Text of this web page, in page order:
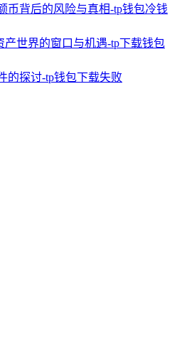
币背后的风险与真相-tp钱包冷钱
产世界的窗口与机遇-tp下载钱包
的探讨-tp钱包下载失败